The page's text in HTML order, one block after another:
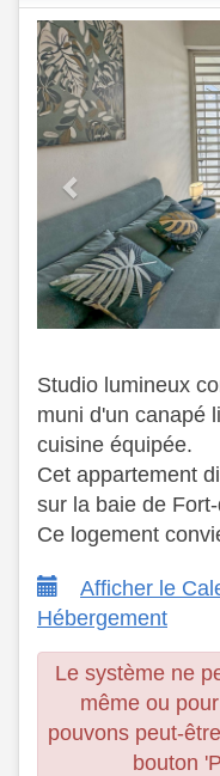
Previous
Studio lumineux
muni d'un canapé
cuisine équipée. ​
Cet appartement
sur la baie de
Ce logement
Afficher le
Hébergement
Le système ne
même ou
pouvons peut-
bouton